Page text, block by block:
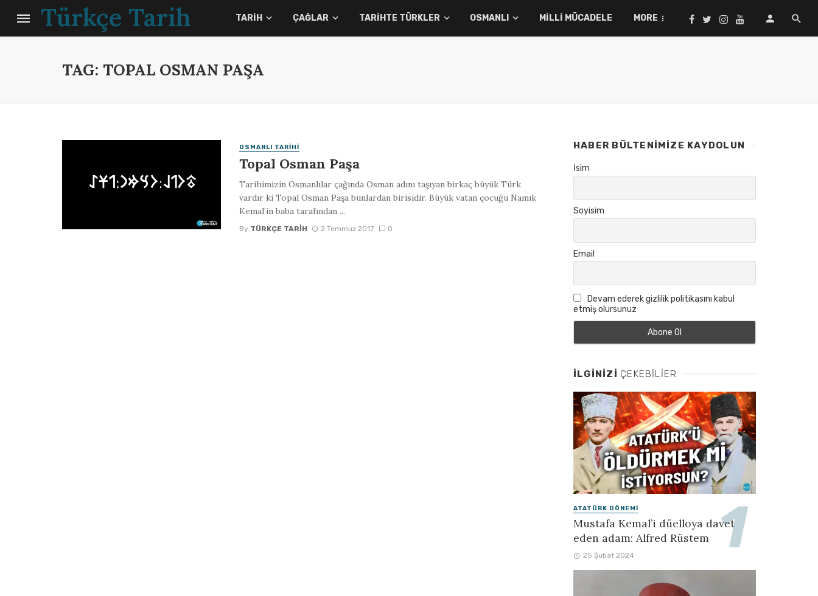
Türkçe Tarih TARIH ÇAĞLAR TARIHTE TÜRKLER OSMANLI MILLI MÜCADELE MORE
TAG: TOPAL OSMAN PAŞA
OSMANLI TARIHI
Topal Osman Paşa
Tarihimizin Osmanlılar çağında Osman adını taşıyan birkaç büyük Türk
vardır ki Topal Osman Paşa bunlardan birisidir. Büyük vatan çocuğu Namık
Kemal’in baba tarafından ...
By TÜRKÇE TARIH 2 Temmuz 2017 0
HABER BÜLTENIMIZE KAYDOLUN
İsim
Soyisim
Email
Devam ederek gizlilik politikasını kabul
etmiş olursunuz
İLGINIZI ÇEKEBILIER
ATATÜRK DÖNEMI
Mustafa Kemal’i düelloya davet
eden adam: Alfred Rüstem
25 Şubat 2024